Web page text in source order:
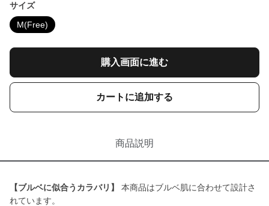
サイズ
M(Free)
購入画面に進む
カートに追加する
商品説明
【ブルベに似合うカラバリ】
本商品はブルベ肌に合わせて設計さ
れています。